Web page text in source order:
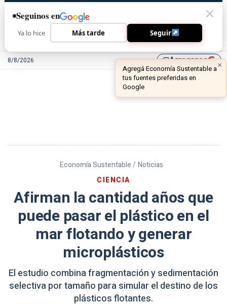
8/8/2026 library_addAgreganos
Economía Sustentable / Noticias
CIENCIA
Afirman la cantidad años que
puede pasar el plástico en el
mar flotando y generar
microplásticos
El estudio combina fragmentación y sedimentación
selectiva por tamaño para simular el destino de los
plásticos flotantes.
Seguinos en
Ya lo hice Más tarde Seguir